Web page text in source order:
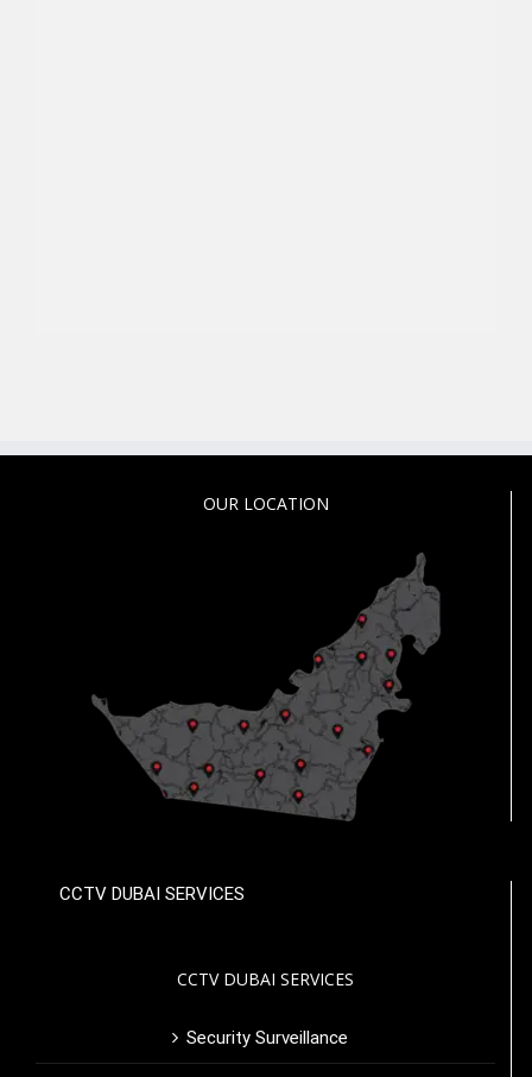
OUR LOCATION
CCTV DUBAI SERVICES
CCTV DUBAI SERVICES
Security Surveillance